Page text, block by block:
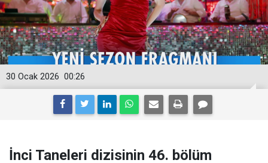
00:26
30 Ocak 2026
İnci Taneleri dizisinin 46. bölüm